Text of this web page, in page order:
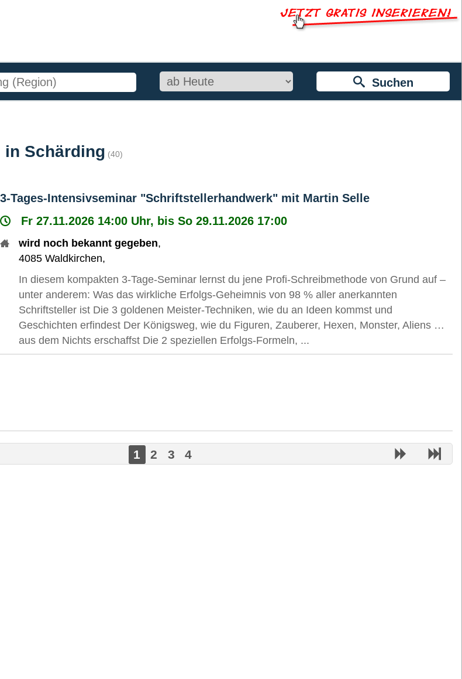
Suchen
in Schärding (40)
3-Tages-Intensivseminar "Schriftstellerhandwerk" mit Martin Selle
Fr 27.11.2026 14:00 Uhr, bis So 29.11.2026 17:00
wird noch bekannt gegeben,
4085 Waldkirchen,
In diesem kompakten 3-Tage-Seminar lernst du jene Profi-Schreibmethode von Grund auf –
unter anderem: Was das wirkliche Erfolgs-Geheimnis von 98 % aller anerkannten
Schriftsteller ist Die 3 goldenen Meister-Techniken, wie du an Ideen kommst und
Geschichten erfindest Der Königsweg, wie du Figuren, Zauberer, Hexen, Monster, Aliens …
aus dem Nichts erschaffst Die 2 speziellen Erfolgs-Formeln, ...
1 2 3 4